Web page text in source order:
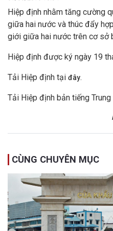
Hiệp định nhằm tăng cường
giữa hai nước và thúc đẩy
giới giữa hai nước trên cơ sở
Hiệp định được ký ngày 19
Tải Hiệp định tại đây.
Tải Hiệp định bản tiếng
CÙNG CHUYÊN MỤC